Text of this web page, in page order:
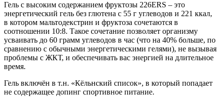
Гель с высоким содержанием фруктозы 226ERS – это
энергетический гель без глютена с 55 г углеводов и 221 ккал,
в котором мальтодекстрин и фруктоза сочетаются в
соотношении 10:8. Такое сочетание позволяет организму
усваивать до 60 грамм углеводов в час (что на 40% больше, по
сравнению с обычными энергетическими гелями), не вызывая
проблемы с ЖКТ, и обеспечивать вас энергией на длительное
время.
Гель включён в т.н. «Кёльнский список», в который попадает
не содержащее допинг спортивное питание.